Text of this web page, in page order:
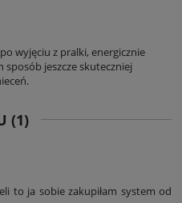
wyjęciu z pralki, energicznie
jeszcze skuteczniej
(1)
to ja sobie zakupiłam system od